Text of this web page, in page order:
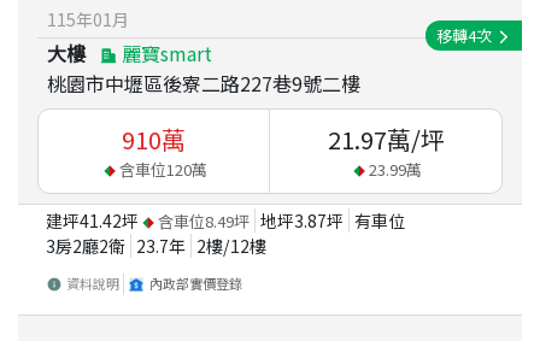
115年01 月
大樓
麗寶smart
桃園市中壢區後寮二路227巷9號二樓
移轉4次
910萬
含車位120萬
21.97萬/坪
23.99萬
建坪41.42坪 含車位8.49坪 地坪3.87坪 有車位
3房2廳2衛 23.7年 2樓/12樓
資料說明 內政部實價登錄